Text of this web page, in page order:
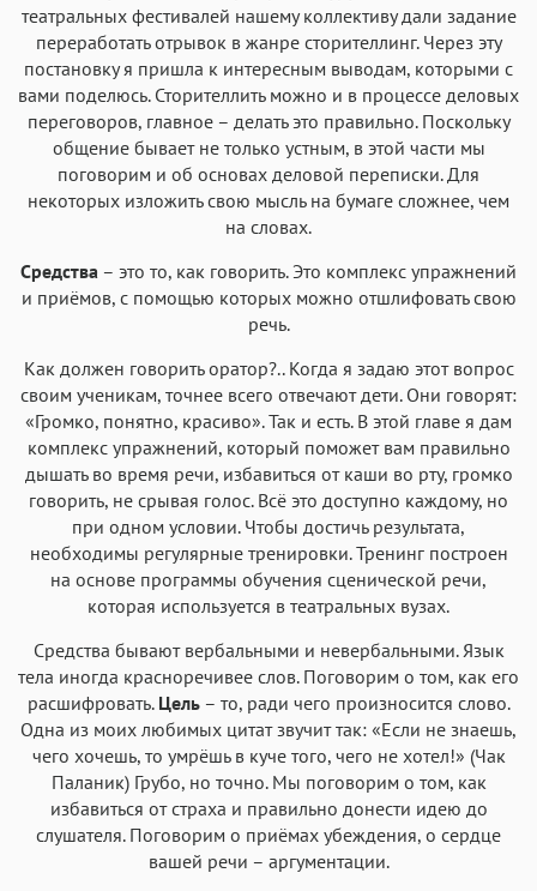
театральных фестивалей нашему коллективу дали задание
переработать отрывок в жанре сторителлинг. Через эту
постановку я пришла к интересным выводам, которыми с
вами поделюсь. Сторителлить можно и в процессе деловых
переговоров, главное – делать это правильно. Поскольку
общение бывает не только устным, в этой части мы
поговорим и об основах деловой переписки. Для
некоторых изложить свою мысль на бумаге сложнее, чем
на словах.
Средства – это то, как говорить. Это комплекс упражнений
и приёмов, с помощью которых можно отшлифовать свою
речь.
Как должен говорить оратор?.. Когда я задаю этот вопрос
своим ученикам, точнее всего отвечают дети. Они говорят:
«Громко, понятно, красиво». Так и есть. В этой главе я дам
комплекс упражнений, который поможет вам правильно
дышать во время речи, избавиться от каши во рту, громко
говорить, не срывая голос. Всё это доступно каждому, но
при одном условии. Чтобы достичь результата,
необходимы регулярные тренировки. Тренинг построен
на основе программы обучения сценической речи,
которая используется в театральных вузах.
Средства бывают вербальными и невербальными. Язык
тела иногда красноречивее слов. Поговорим о том, как его
расшифровать. Цель– то, ради чего произносится слово.
Одна из моих любимых цитат звучит так: «Если не знаешь,
чего хочешь, то умрёшь в куче того, чего не хотел!» (Чак
Паланик) Грубо, но точно. Мы поговорим о том, как
избавиться от страха и правильно донести идею до
слушателя. Поговорим о приёмах убеждения, о сердце
вашей речи – аргументации.